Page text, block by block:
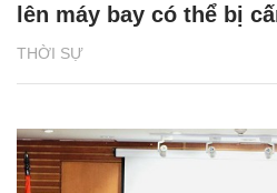
THỜI SỰ
lên máy bay có thể bị